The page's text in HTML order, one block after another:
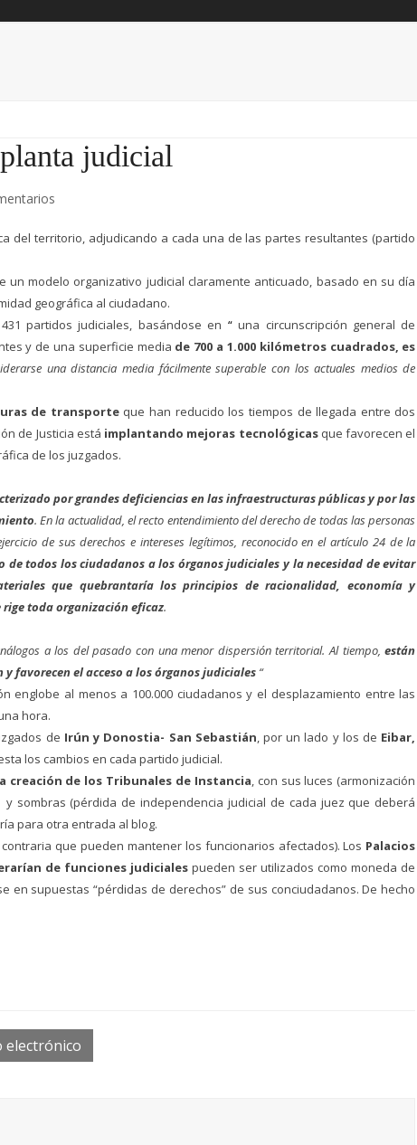
judicial
del territorio, adjudicando a cada una de las partes resultantes (partido
un modelo organizativo judicial claramente anticuado, basado en su día
geográfica al ciudadano.
partidos judiciales, basándose en “una circunscripción general de
y de una superficie media de 700 a 1.000 kilómetros cuadrados, es
una distancia media fácilmente superable con los actuales medios de
de transporteque han reducido los tiempos de llegada entre dos
de Justicia está implantando mejoras tecnológicasque favorecen el
de los juzgados.
por grandes deficiencias en las infraestructuras públicas y por las
. En la actualidad, el recto entendimiento del derecho de todas las personas
de sus derechos e intereses legítimos, reconocido en el artículo 24 de la
todos los ciudadanos a los órganos judiciales y la necesidad de evitar
que quebrantaría los principios de racionalidad, economía y
rige toda organización eficaz.
a los del pasado con una menor dispersión territorial. Al tiempo,están
favorecen el acceso a los órganos judiciales “
englobe al menos a 100.000 ciudadanos y el desplazamiento entre las
hora.
de Irún y Donostia- San Sebastián, por un lado y los de Eibar,
los cambios en cada partido judicial.
creación de los Tribunales de Instancia, con sus luces (armonización
sombras (pérdida de independencia judicial de cada juez que deberá
para otra entrada al blog.
que pueden mantener los funcionarios afectados). Los Palacios
de funciones judicialespueden ser utilizados como moneda de
supuestas “pérdidas de derechos” de sus conciudadanos. De hecho
electrónico